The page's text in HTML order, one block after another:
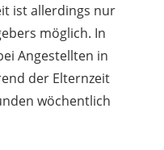
ist allerdings nur
möglich. In
Angestellten in
der Elternzeit
wöchentlich